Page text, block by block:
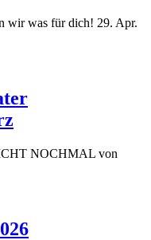
wir was für dich! 29. Apr.
NOCHMAL von